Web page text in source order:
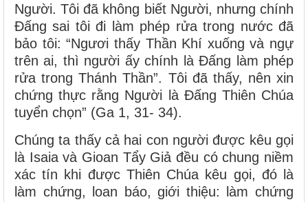
Người. Tôi đã không biết Người, nhưng chính
Đấng sai tôi đi làm phép rửa trong nước đã
bảo tôi: “Ngươi thấy Thần Khí xuống và ngự
trên ai, thì người ấy chính là Đấng làm phép
rửa trong Thánh Thần”. Tôi đã thấy, nên xin
chứng thực rằng Người là Đấng Thiên Chúa
tuyển chọn” (Ga 1, 31- 34).
Chúng ta thấy cả hai con người được kêu gọi
là Isaia và Gioan Tẩy Giả đều có chung niềm
xác tín khi được Thiên Chúa kêu gọi, đó là
làm chứng, loan báo, giới thiệu: làm chứng